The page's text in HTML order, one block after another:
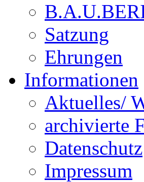
Satzung
Ehrungen
Informationen
Aktuelles/
archivierte
Datenschutz
Impressum